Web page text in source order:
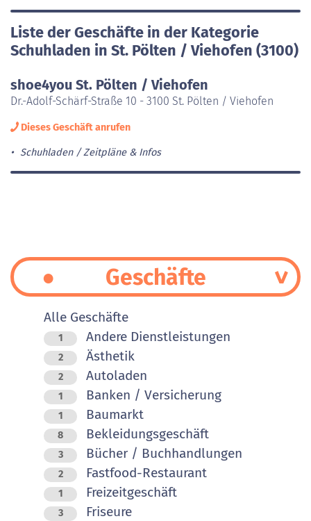
Liste der Geschäfte in der Kategorie
Schuhladen in St. Pölten / Viehofen (3100)
shoe4you St. Pölten / Viehofen
Dr.-Adolf-Schärf-Straße 10 - 3100 St. Pölten / Viehofen
Dieses Geschäft anrufen
Schuhladen Zeitpläne & Infos
Geschäfte
Alle Geschäfte
1 Andere Dienstleistungen
2 Ästhetik
2 Autoladen
1 Banken / Versicherung
1 Baumarkt
8 Bekleidungsgeschäft
3 Bücher / Buchhandlungen
2 Fastfood-Restaurant
1 Freizeitgeschäft
3 Friseure